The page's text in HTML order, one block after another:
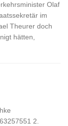
Olaf
im
Theurer doch
hätten,
2.